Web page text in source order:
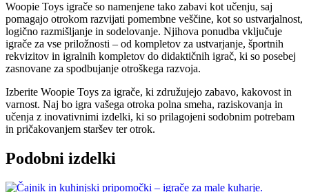
Woopie Toys igrače so namenjene tako zabavi kot učenju, saj
pomagajo otrokom razvijati pomembne veščine, kot so ustvarjalnost,
logično razmišljanje in sodelovanje. Njihova ponudba vključuje
igrače za vse priložnosti – od kompletov za ustvarjanje, športnih
rekvizitov in igralnih kompletov do didaktičnih igrač, ki so posebej
zasnovane za spodbujanje otroškega razvoja.
Izberite Woopie Toys za igrače, ki združujejo zabavo, kakovost in
varnost. Naj bo igra vašega otroka polna smeha, raziskovanja in
učenja z inovativnimi izdelki, ki so prilagojeni sodobnim potrebam
in pričakovanjem staršev ter otrok.
Podobni izdelki